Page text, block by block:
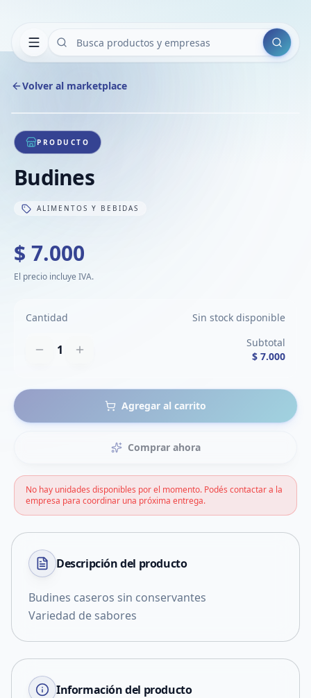
Buscar
Volver al marketplace
1/1
PRODUCTO
Budines
ALIMENTOS Y BEBIDAS
$ 7.000
El precio incluye IVA.
Cantidad Sin stock disponible
1
Subtotal
$ 7.000
Agregar al carrito
Comprar ahora
No hay unidades disponibles por el momento. Podés contactar a la
empresa para coordinar una próxima entrega.
Descripción del producto
Budines caseros sin conservantes
Variedad de sabores
Información del producto